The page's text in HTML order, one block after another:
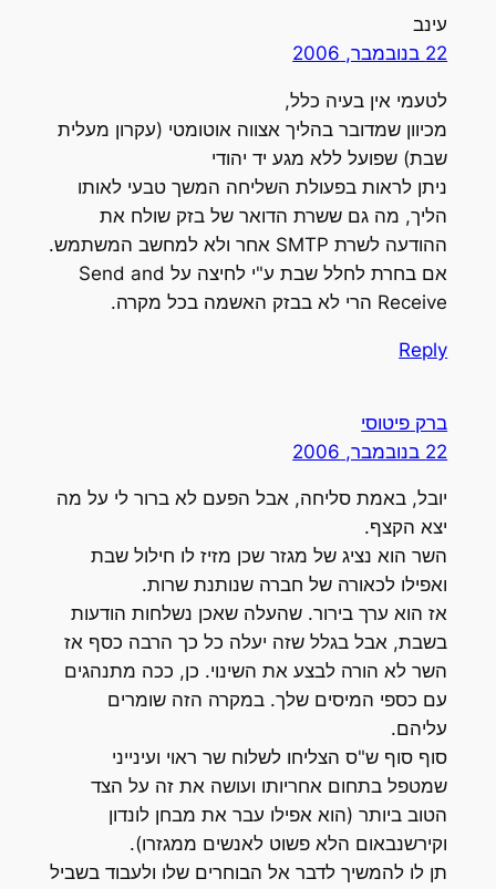
עינב
22 בנובמבר, 2006
לטעמי אין בעיה כלל,
מכיוון שמדובר בהליך אצווה אוטומטי (עקרון מעלית
שבת) שפועל ללא מגע יד יהודי
ניתן לראות בפעולת השליחה המשך טבעי לאותו
הליך, מה גם ששרת הדואר של בזק שולח את
ההודעה לשרת SMTP אחר ולא למחשב המשתמש.
אם בחרת לחלל שבת ע"י לחיצה על Send and
Receive הרי לא בבזק האשמה בכל מקרה.
Reply
ברק פיטוסי
22 בנובמבר, 2006
יובל, באמת סליחה, אבל הפעם לא ברור לי על מה
יצא הקצף.
השר הוא נציג של מגזר שכן מזיז לו חילול שבת
ואפילו לכאורה של חברה שנותנת שרות.
אז הוא ערך בירור. שהעלה שאכן נשלחות הודעות
בשבת, אבל בגלל שזה יעלה כל כך הרבה כסף אז
השר לא הורה לבצע את השינוי. כן, ככה מתנהגים
עם כספי המיסים שלך. במקרה הזה שומרים
עליהם.
סוף סוף ש"ס הצליחו לשלוח שר ראוי ועינייני
שמטפל בתחום אחריותו ועושה את זה על הצד
הטוב ביותר (הוא אפילו עבר את מבחן לונדון
וקירשנבאום הלא פשוט לאנשים ממגזרו).
תן לו להמשיך לדבר אל הבוחרים שלו ולעבוד בשביל